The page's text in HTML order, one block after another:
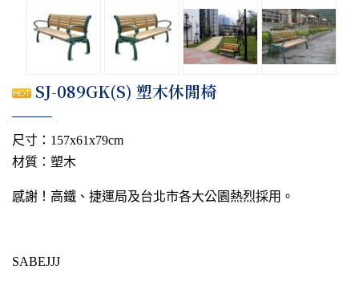
SJ-089GK(S) 塑木休閒椅
尺寸：157x61x79cm
材質：塑木
感謝！高鐵、捷運局及台北市各大公園熱烈採用。
SABEJJJ